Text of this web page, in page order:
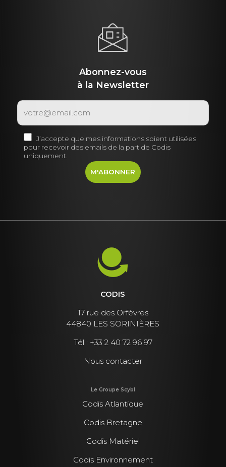
Abonnez-vous
à la Newsletter
J’accepte que mes informations soient utilisées
pour recevoir des emails de la part de Codis
uniquement.
CODIS
17 rue des Orfèvres
44840 LES SORINIÈRES
Tél : +33 2 40 72 96 97
Nous contacter
Le Groupe Scybl
Codis Atlantique
Codis Bretagne
Codis Matériel
Codis Environnement